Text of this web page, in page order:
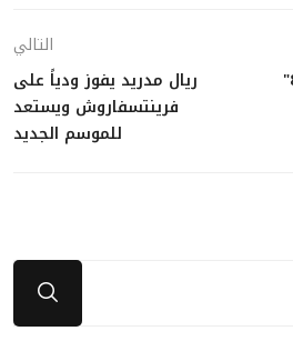
م. زبير يتوج بلقب "تيكين 8"
التالي
ريال مدريد يفوز ودياً على
فرينتسفاروش ويستعد
للموسم الجديد